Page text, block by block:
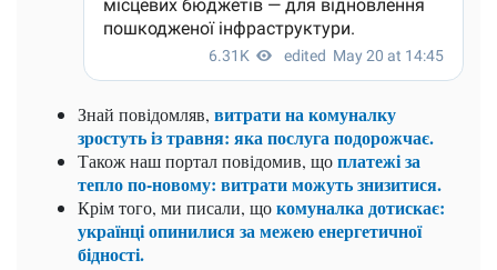
Знай повідомляв, витрати на комуналку
зростуть із травня: яка послуга подорожчає.
Також наш портал повідомив, щоплатежі за
тепло по-новому: витрати можуть знизитися.
Крім того, ми писали, щокомуналка дотискає:
українці опинилися за межею енергетичної
бідності.